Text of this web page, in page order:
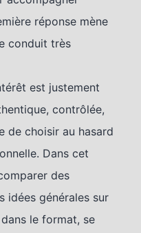
réponse mène
conduit très
est justement
contrôlée,
de choisir au hasard
Dans cet
des
idées générales sur
le format, se